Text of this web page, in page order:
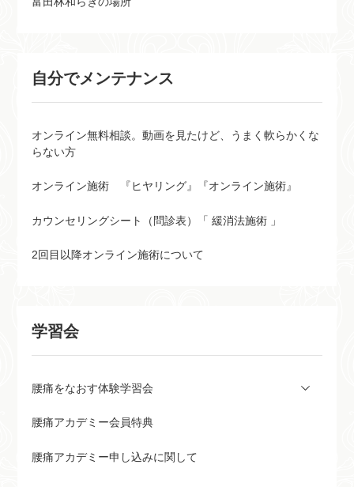
自分でメンテナンス
オンライン無料相談。動画を見たけど、うまく軟らかくな
らない方
オンライン施術 『ヒヤリング』『オンライン施術』
カウンセリングシート（問診表）「 緩消法施術 」
2回目以降オンライン施術について
学習会
腰痛をなおす体験学習会
腰痛アカデミー会員特典
腰痛アカデミー申し込みに関して